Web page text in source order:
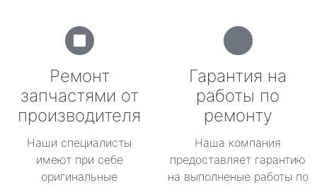
Ремонт
запчастями от
производителя
Наши специалисты
имеют при себе
оригинальные
Гарантия на
работы по
ремонту
Наша компания
предоставляет гарантию
на выполненые работы по